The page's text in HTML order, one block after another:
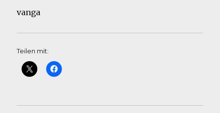
vanga
Teilen mit: